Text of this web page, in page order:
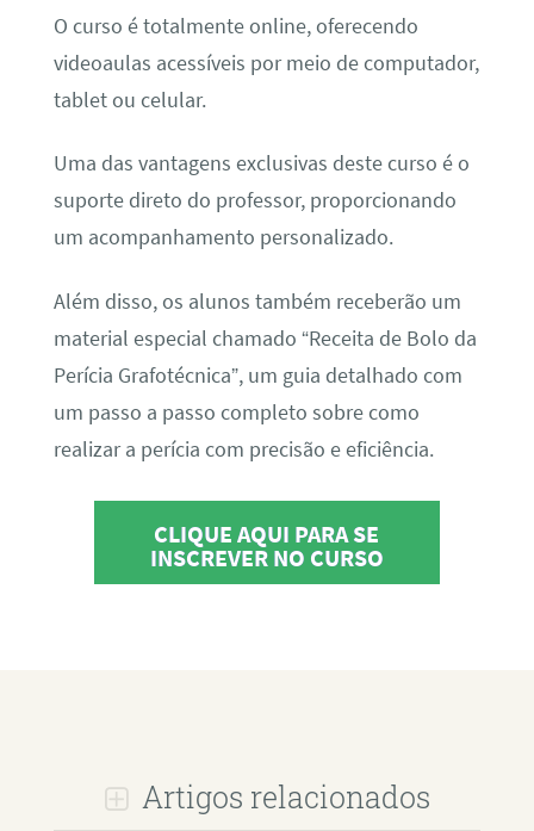
O curso é totalmente online, oferecendo
videoaulas acessíveis por meio de computador,
tablet ou celular.
Uma das vantagens exclusivas deste curso é o
suporte direto do professor, proporcionando
um acompanhamento personalizado.
Além disso, os alunos também receberão um
material especial chamado “Receita de Bolo da
Perícia Grafotécnica”, um guia detalhado com
um passo a passo completo sobre como
realizar a perícia com precisão e eficiência.
CLIQUE AQUI PARA SE
INSCREVER NO CURSO
Artigos relacionados